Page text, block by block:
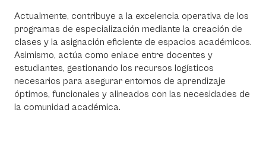
Actualmente, contribuye a la excelencia operativa de los
programas de especialización mediante la creación de
clases y la asignación eficiente de espacios académicos.
Asimismo, actúa como enlace entre docentes y
estudiantes, gestionando los recursos logísticos
necesarios para asegurar entornos de aprendizaje
óptimos, funcionales y alineados con las necesidades de
la comunidad académica.